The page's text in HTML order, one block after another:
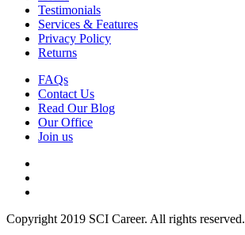
Testimonials
Services & Features
Privacy Policy
Returns
FAQs
Contact Us
Read Our Blog
Our Office
Join us
Copyright 2019 SCI Career. All rights reserved.